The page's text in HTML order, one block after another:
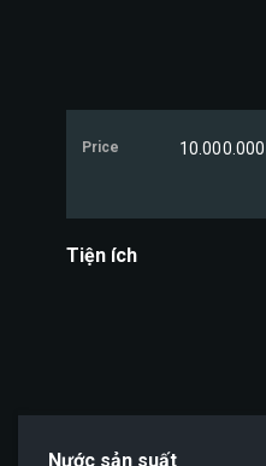
Price
Tiện ích
Nước sản suất